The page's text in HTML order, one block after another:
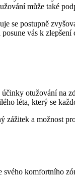
může také
se postupně
vás k
otužování na
léta, který se
a možnost
komfortního